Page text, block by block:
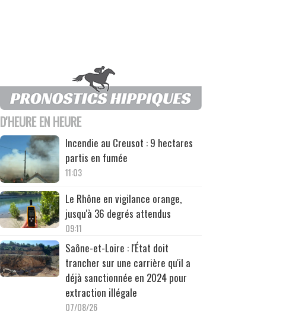
D'HEURE EN HEURE
Incendie au Creusot : 9 hectares
partis en fumée
11:03
Le Rhône en vigilance orange,
jusqu'à 36 degrés attendus
09:11
Saône-et-Loire : l'État doit
trancher sur une carrière qu'il a
déjà sanctionnée en 2024 pour
extraction illégale
07/08/26